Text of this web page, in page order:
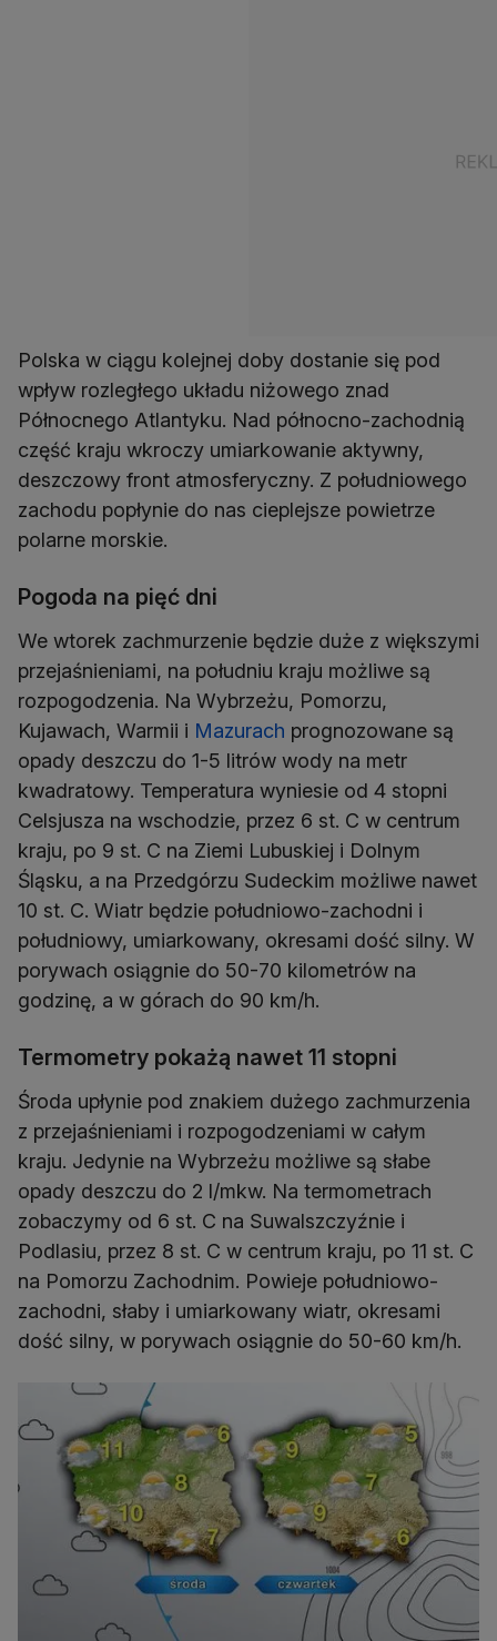
Polska w ciągu kolejnej doby dostanie się pod
wpływ rozległego układu niżowego znad
Północnego Atlantyku. Nad północno-zachodnią
część kraju wkroczy umiarkowanie aktywny,
deszczowy front atmosferyczny. Z południowego
zachodu popłynie do nas cieplejsze powietrze
polarne morskie.
Pogoda na pięć dni
We wtorek zachmurzenie będzie duże z większymi
przejaśnieniami, na południu kraju możliwe są
rozpogodzenia. Na Wybrzeżu, Pomorzu,
Kujawach, Warmii i Mazurach prognozowane są
opady deszczu do 1-5 litrów wody na metr
kwadratowy. Temperatura wyniesie od 4 stopni
Celsjusza na wschodzie, przez 6 st. C w centrum
kraju, po 9 st. C na Ziemi Lubuskiej i Dolnym
Śląsku, a na Przedgórzu Sudeckim możliwe nawet
10 st. C. Wiatr będzie południowo-zachodni i
południowy, umiarkowany, okresami dość silny. W
porywach osiągnie do 50-70 kilometrów na
godzinę, a w górach do 90 km/h.
Termometry pokażą nawet 11 stopni
Środa upłynie pod znakiem dużego zachmurzenia
z przejaśnieniami i rozpogodzeniami w całym
kraju. Jedynie na Wybrzeżu możliwe są słabe
opady deszczu do 2 l/mkw. Na termometrach
zobaczymy od 6 st. C na Suwalszczyźnie i
Podlasiu, przez 8 st. C w centrum kraju, po 11 st. C
na Pomorzu Zachodnim. Powieje południowo-
zachodni, słaby i umiarkowany wiatr, okresami
dość silny, w porywach osiągnie do 50-60 km/h.